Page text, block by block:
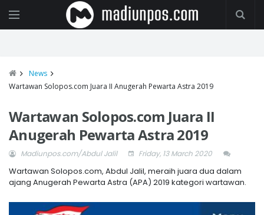
News
Wartawan Solopos.com Juara II Anugerah Pewarta Astra 2019
Wartawan Solopos.com Juara II
Anugerah Pewarta Astra 2019
Madiunpos.com/Abdul Jalil Friday, 13 March 2020
Wartawan Solopos.com, Abdul Jalil, meraih juara dua dalam
ajang Anugerah Pewarta Astra (APA) 2019 kategori wartawan.